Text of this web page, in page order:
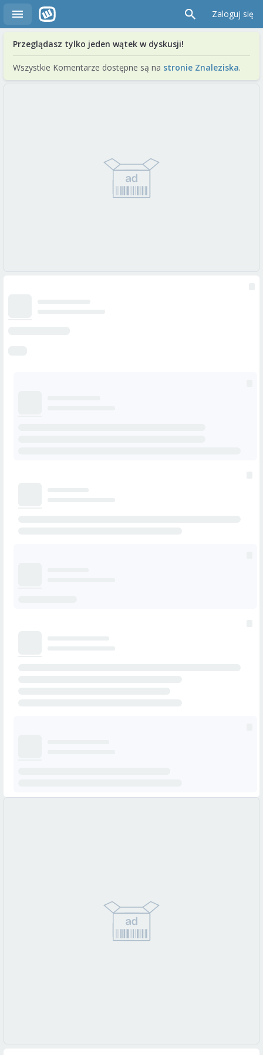
Zaloguj się
Przeglądasz tylko jeden wątek w dyskusji!
Wszystkie Komentarze dostępne są na stronie Znaleziska.